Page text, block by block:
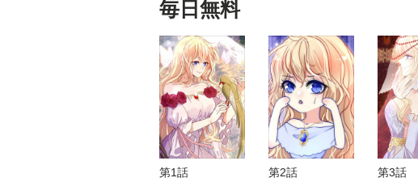
毎日無料
第1話 第2話 第3話